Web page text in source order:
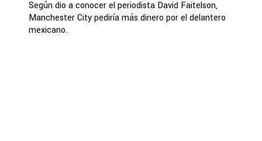
Según dio a conocer el periodista David Faitelson,
Manchester City pediría más dinero por el delantero
mexicano.